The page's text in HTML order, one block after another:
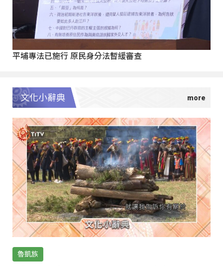
平埔專法已施行 原民身分法暫緩審查
文化小辭典
魯凱族